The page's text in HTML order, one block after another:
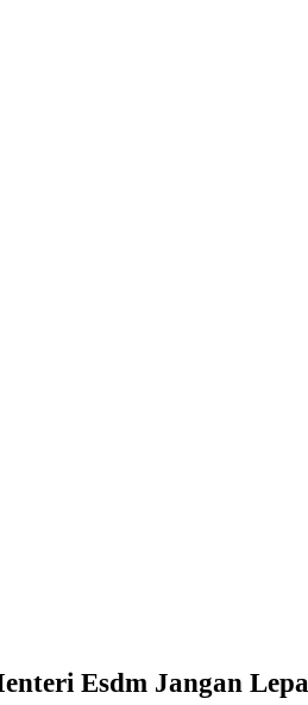
Esdm Jangan